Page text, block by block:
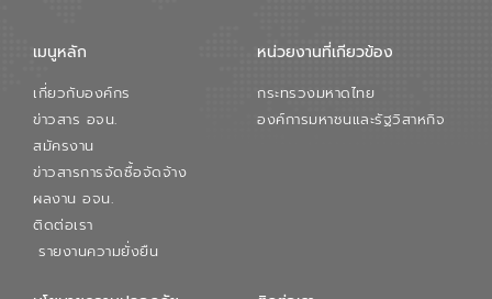
เมนูหลัก
เกี่ยวกับองค์กร
ข่าวสาร อจน.
สมัครงาน
ข่าวสารการจัดซื้อจัดจ้าง
ผลงาน อจน.
ติดต่อเรา
รายงานความยั่งยืน
หน่วยงานที่เกียวข้อง
กระทรวงมหาดไทย
องค์การมหาชนและรัฐวิสาหกิจ